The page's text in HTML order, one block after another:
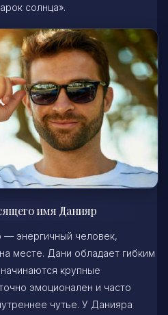
солнца».
имя Данияр
энергичный человек,
месте. Дани обладает гибким
крупные
эмоционален и часто
чутье. У Данияра